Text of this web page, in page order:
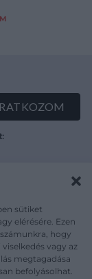
sütiket
elérésére. Ezen
hogy
vagy az
megtagadása
befolyásolhat.